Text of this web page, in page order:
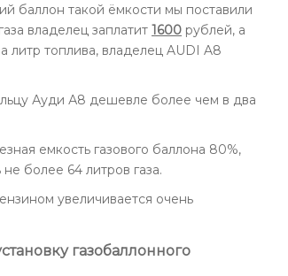
баллон такой ёмкости мы поставили
владелец заплатит 1600 рублей, а
литр топлива, владелец AUDI A8
Ауди А8 дешевле более чем в два
емкость газового баллона 80%,
более 64 литров газа.
увеличивается очень
газобаллонного